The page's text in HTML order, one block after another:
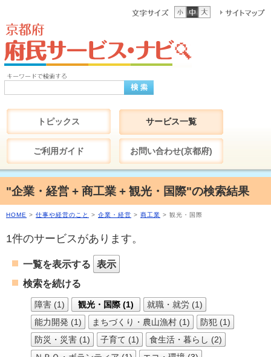
トピックス サービス一覧
ご利用ガイド お問い合わせ(京都府)
"企業・経営 + 商工業 + 観光・国際"の検索結果
HOME > 仕事や経営のこと > 企業・経営 > 商工業 > 観光・国際
1件のサービスがあります。
一覧を表示する
表示
検索を続ける
障害 (1) 観光・国際 (1)
就職・就労 (1)
能力開発 (1)
まちづくり・農山漁村 (1)
防犯 (1)
防災・災害 (1)
子育て (1)
食生活・暮らし (2)